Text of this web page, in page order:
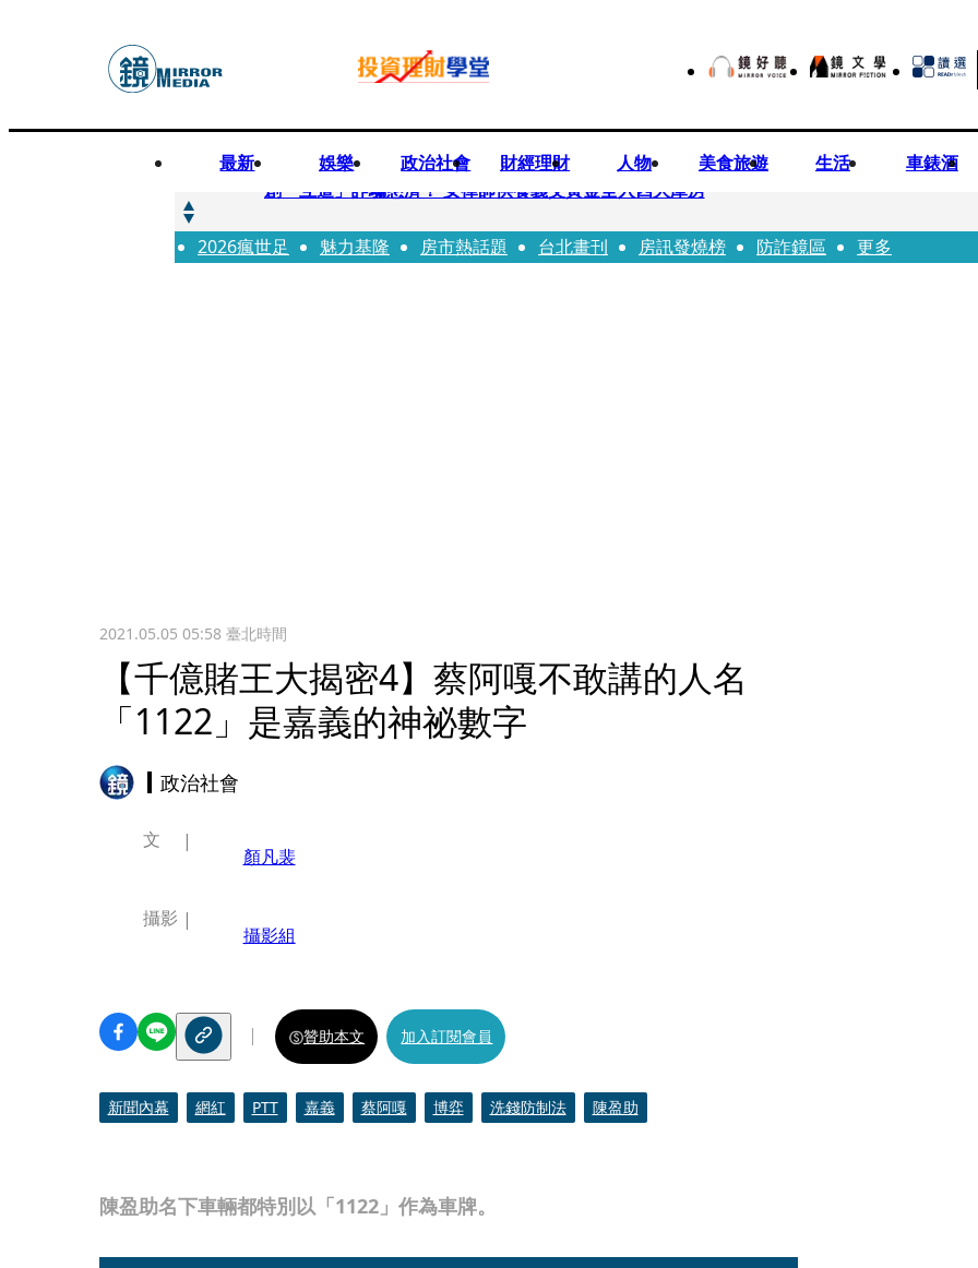
最新 娛樂 政治社會 財經理財 人物 美食旅遊 生活 車錶酒
快訊
創「互道」詐騙慈濟！ 女律師供養義父黃金全入四大庫房
快訊
前時力黨魁表態「反對刪公視預算」 盼在野三思：改凍結處理受質疑項目
2026瘋世足 魅力基隆 房市熱話題 台北畫刊 房訊發燒榜 防詐鏡區 更多
2021.05.05 05:58臺北時間
【千億賭王大揭密4】蔡阿嘎不敢講的人名
「1122」是嘉義的神祕數字
政治社會
陳盈助名下車輛都特別以「1122」作為車牌。
文
顏凡裴
攝影
攝影組
贊助本文 加入訂閱會員
新聞內幕 網紅 PTT 嘉義 蔡阿嘎 博弈 洗錢防制法 陳盈助